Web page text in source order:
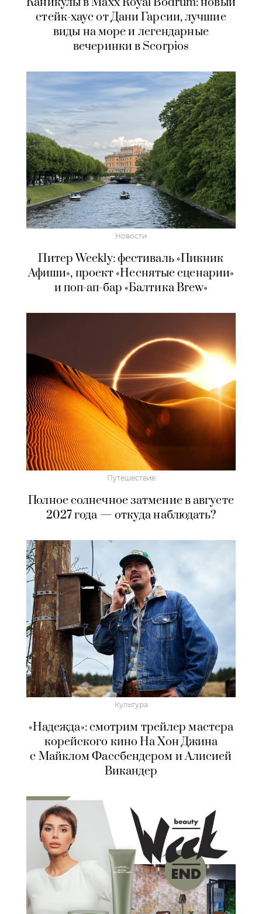
стейк-хаус от Дани Гарсии, лучшие
виды на море и легендарные
вечеринки в Scorpios
Новости
Питер Weekly: фестиваль «Пикник
Афиши», проект «Неснятые сценарии»
и поп-ап-бар «Балтика Brew»
Путешествие
Полное солнечное затмение в августе
2027 года — откуда наблюдать?
Культура
«Надежда»: смотрим трейлер мастера
корейского кино На Хон Джина
с Майклом Фассбендером и Алисией
Викандер